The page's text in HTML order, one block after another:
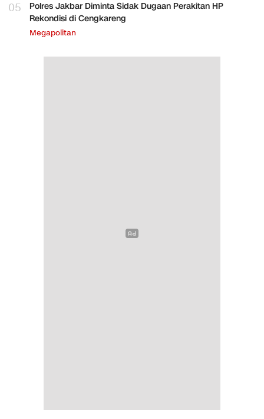
05
Polres Jakbar Diminta Sidak Dugaan Perakitan HP
Rekondisi di Cengkareng
Megapolitan